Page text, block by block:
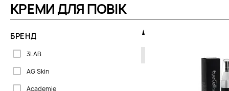
КРЕМИ ДЛЯ ПОВІК
БРЕНД
3LAB
AG Skin
Academie